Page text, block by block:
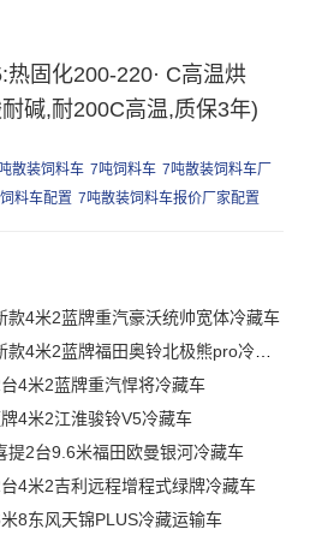
固化200-220· C高温烘
碱,耐200C高温,质保3年)
散装饲料车 7吨饲料车 7吨散装饲料车厂
料车配置 7吨散装饲料车报价厂家配置
款4米2蓝牌重汽豪沃统帅宽体冷藏车
4米2蓝牌福田奥铃北极熊pro冷藏车
4米2蓝牌重汽悍将冷藏车
4米2江淮骏铃V5冷藏车
提2台9.6米福田欧曼银河冷藏车
4米2吉利远程增程式绿牌冷藏车
8东风天锦PLUS冷藏运输车